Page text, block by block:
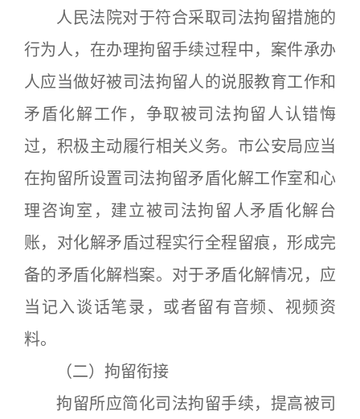
人民法院对于符合采取司法拘留措施的
行为人，在办理拘留手续过程中，案件承办
人应当做好被司法拘留人的说服教育工作和
矛盾化解工作，争取被司法拘留人认错悔
过，积极主动履行相关义务。市公安局应当
在拘留所设置司法拘留矛盾化解工作室和心
理咨询室，建立被司法拘留人矛盾化解台
账，对化解矛盾过程实行全程留痕，形成完
备的矛盾化解档案。对于矛盾化解情况，应
当记入谈话笔录，或者留有音频、视频资
料。
（二）拘留衔接
拘留所应简化司法拘留手续，提高被司